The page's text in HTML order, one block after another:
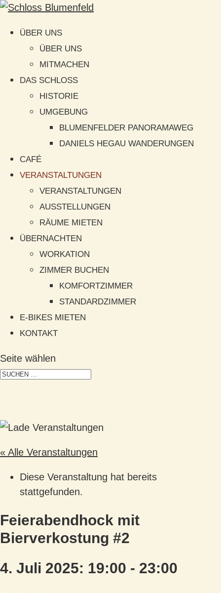
ÜBER UNS
ÜBER UNS
MITMACHEN
DAS SCHLOSS
HISTORIE
UMGEBUNG
BLUMENFELDER PANORAMAWEG
DANIELS HEGAU WANDERUNGEN
CAFÉ
VERANSTALTUNGEN
VERANSTALTUNGEN
AUSSTELLUNGEN
RÄUME MIETEN
ÜBERNACHTEN
WORKATION
ZIMMER BUCHEN
KOMFORTZIMMER
STANDARDZIMMER
E-BIKES MIETEN
KONTAKT
Seite wählen
« Alle Veranstaltungen
Diese Veranstaltung hat bereits
stattgefunden.
Feierabendhock mit
Bierverkostung #2
4. Juli 2025: 19:00 - 23:00